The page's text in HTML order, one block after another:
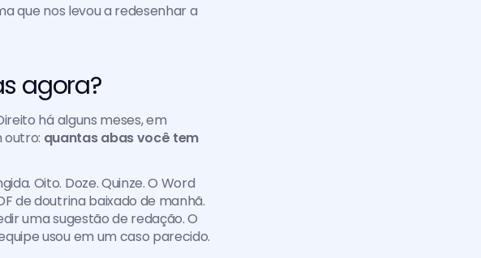
que nos levou a redesenhar a
agora?
há alguns meses, em
quantas abas você tem
Oito. Doze. Quinze. O Word
de doutrina baixado de manhã.
uma sugestão de redação. O
usou em um caso parecido.